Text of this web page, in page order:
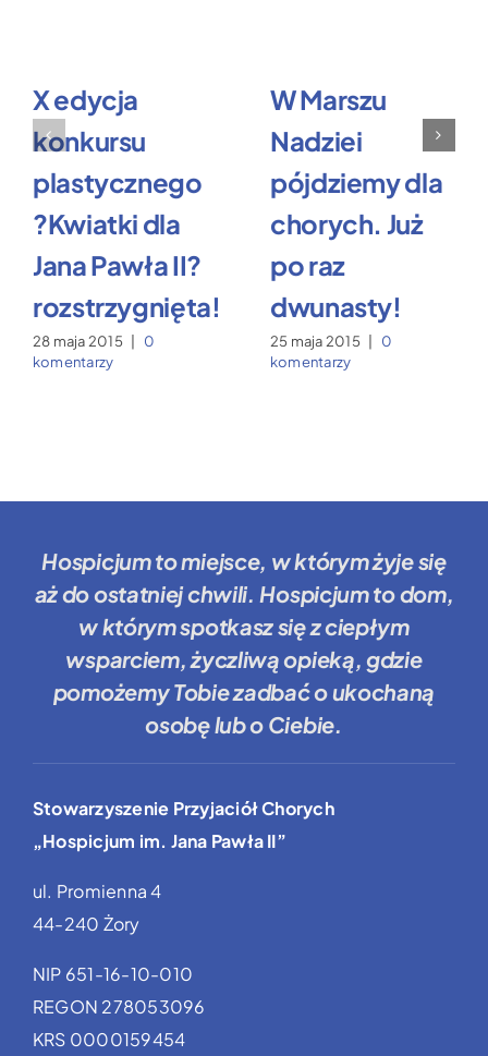
X edycja
konkursu
plastycznego
?Kwiatki dla
Jana Pawła II?
rozstrzygnięta!
28 maja 2015
0
komentarzy
W Marszu
Nadziei
pójdziemy dla
chorych. Już
po raz
dwunasty!
25 maja 2015
0
komentarzy
Hospicjum to miejsce, w którym żyje się
aż do ostatniej chwili. Hospicjum to dom,
w którym spotkasz się z ciepłym
wsparciem, życzliwą opieką, gdzie
pomożemy Tobiezadbać o ukochaną
osobę lub o Ciebie.
Stowarzyszenie Przyjaciół Chorych
„Hospicjum im. Jana Pawła II”
ul. Promienna 4
44-240 Żory
NIP 651-16-10-010
REGON 278053096
KRS 0000159454